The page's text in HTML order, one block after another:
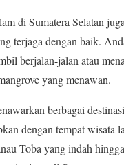
di Sumatera Selatan
terjaga dengan baik.
berjalan-jalan atau
yang menawan.
berbagai
dengan tempat wisata
Toba yang indah